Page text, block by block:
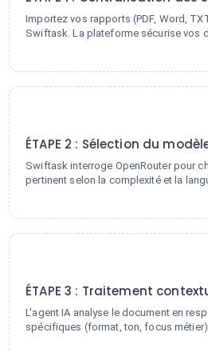
Importez vos rapports (PDF, Word,
Swiftask. La plateforme sécurise vos
ÉTAPE 2 : Sélection du
Swiftask interroge OpenRouter pour
pertinent selon la complexité et la
ÉTAPE 3 : Traitement
L'agent IA analyse le document en
spécifiques (format, ton, focus